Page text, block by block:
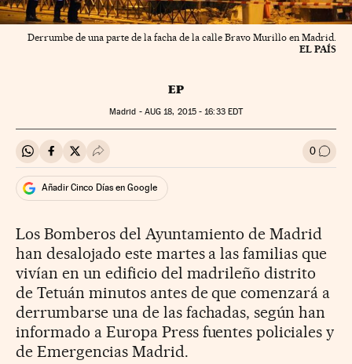
Derrumbe de una parte de la facha de la calle Bravo Murillo en Madrid.
EL PAÍS
EP
Madrid - AUG 18, 2015 - 16:33EDT
Compartir en Whatsapp
Compartir en Facebook
Compartir en Twitter
Desplegar Redes Sociales 0 Ir a
Añadir Cinco Días en Google
Los Bomberos del Ayuntamiento de Madrid
han desalojado este martes a las familias que
vivían en un edificio del madrileño distrito
de Tetuán minutos antes de que comenzará a
derrumbarse una de las fachadas, según han
informado a Europa Press fuentes policiales y
de Emergencias Madrid.